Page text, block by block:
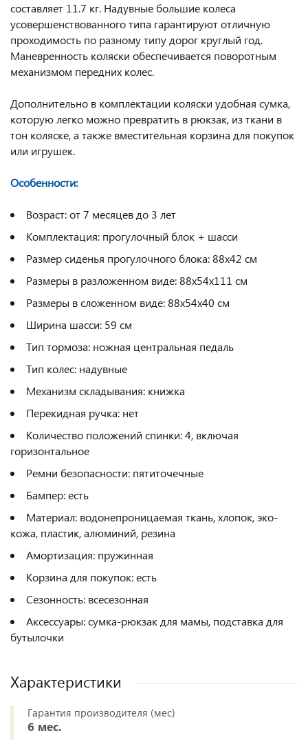
составляет 11.7 кг. Надувные большие колеса
усовершенствованного типа гарантируют отличную
проходимость по разному типу дорог круглый год.
Маневренность коляски обеспечивается поворотным
механизмом передних колес.
Дополнительно в комплектации коляски удобная сумка,
которую легко можно превратить в рюкзак, из ткани в
тон коляске, а также вместительная корзина для покупок
или игрушек.
Особенности:
Возраст: от 7 месяцев до 3 лет
Комплектация: прогулочный блок + шасси
Размер сиденья прогулочного блока: 88x42 см
Размеры в разложенном виде: 88x54x111 см
Размеры в сложенном виде: 88x54x40 см
Ширина шасси: 59 см
Тип тормоза: ножная центральная педаль
Тип колес: надувные
Механизм складывания: книжка
Перекидная ручка: нет
Количество положений спинки: 4, включая
горизонтальное
Ремни безопасности: пятиточечные
Бампер: есть
Материал: водонепроницаемая ткань, хлопок, эко-
кожа, пластик, алюминий, резина
Амортизация: пружинная
Корзина для покупок: есть
Сезонность: всесезонная
Аксессуары: сумка-рюкзак для мамы, подставка для
бутылочки
Характеристики
Гарантия производителя (мес)
6 мес.